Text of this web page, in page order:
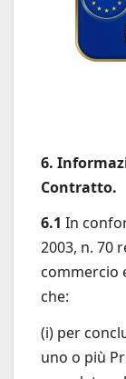
6.
Contratto.
6.1 In
2003, n. 70
commercio
che:
(i) per
uno o più